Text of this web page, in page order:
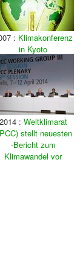
: Klimakonferenz
in Kyoto
2014 : Weltklimarat
stellt neuesten
-Bericht zum
Klimawandel vor